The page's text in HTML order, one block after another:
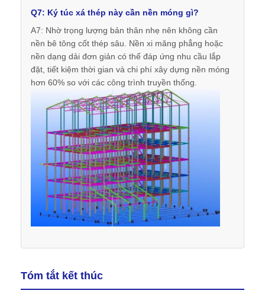
Q7: Ký túc xá thép này cần nền móng gì?
A7: Nhờ trọng lượng bản thân nhẹ nên không cần
nền bê tông cốt thép sâu. Nền xi măng phẳng hoặc
nền dạng dải đơn giản có thể đáp ứng nhu cầu lắp
đặt, tiết kiệm thời gian và chi phí xây dựng nền móng
hơn 60% so với các công trình truyền thống.
Tóm tắt kết thúc